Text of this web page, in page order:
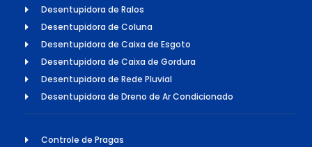
Desentupidora de Ralos
Desentupidora de Coluna
Desentupidora de Caixa de Esgoto
Desentupidora de Caixa de Gordura
Desentupidora de Rede Pluvial
Desentupidora de Dreno de Ar Condicionado
Controle de Pragas